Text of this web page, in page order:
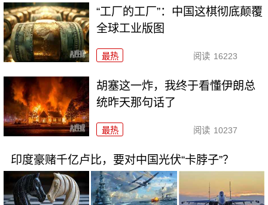
“工厂的工厂”：中国这棋彻底颠覆
全球工业版图
最热 阅读 16223
胡塞这一炸，我终于看懂伊朗总
统昨天那句话了
最热 阅读 10237
印度豪赌千亿卢比，要对中国光伏“卡脖子”？